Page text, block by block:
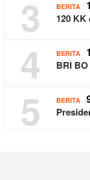
3 BERITA
120
4 BERITA
BRI
5 BERITA